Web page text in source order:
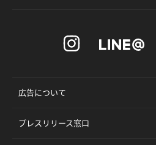
広告について
プレスリリース窓口